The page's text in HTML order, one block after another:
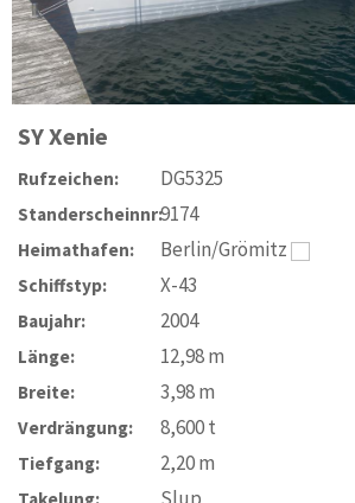
SYXenie
Rufzeichen: DG5325
Standerscheinnr:9174
Heimathafen: Berlin/Grömitz
Schiffstyp: X-43
Baujahr: 2004
Länge: 12,98m
Breite: 3,98m
Verdrängung: 8,600t
Tiefgang: 2,20m